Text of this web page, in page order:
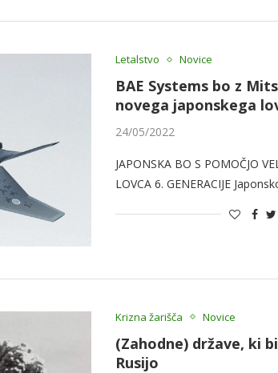
Letalstvo Novice
BAE Systems bo z
novega japonskega
24/05/2022
JAPONSKA BO S POMOČJO
LOVCA 6. GENERACIJE
Krizna žarišča Novice
(Zahodne) države, ki
Rusijo